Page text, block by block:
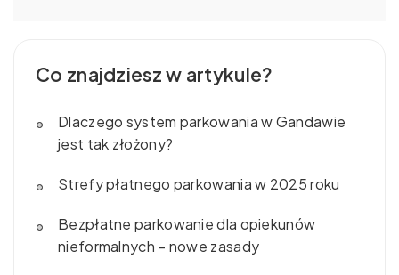
Co znajdziesz w artykule?
Dlaczego system parkowania w Gandawie
jest tak złożony?
Strefy płatnego parkowania w 2025 roku
Bezpłatne parkowanie dla opiekunów
nieformalnych – nowe zasady